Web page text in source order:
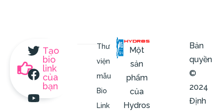
Tạo
bio
link
của
bạn
Thư
viện
mẫu
Bio
Link
Một
sản
phẩm
của
Hydros
Bản
quyền
©
2024
Định